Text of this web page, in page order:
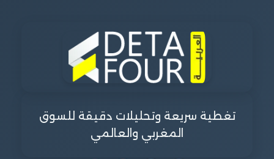
تغطية سريعة وتحليلات دقيقة للسوق
المغربي والعالمي